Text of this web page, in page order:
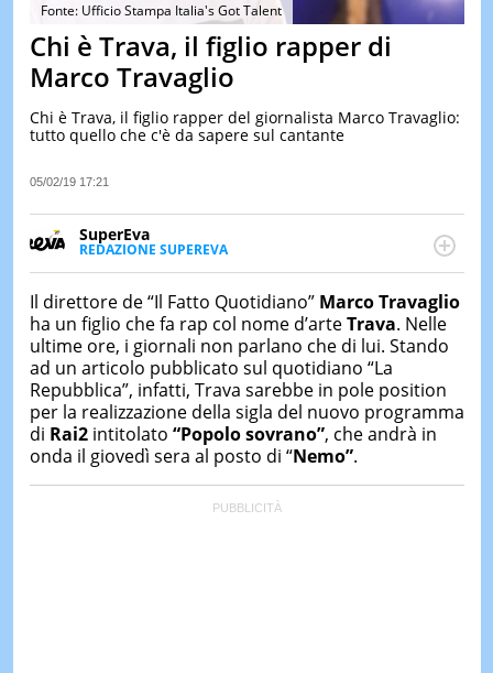
&
TEST
LE
DI
IERI
Fonte: Ufficio Stampa Italia's Got Talent
Chi è Trava, il figlio rapper di
Marco Travaglio
Chi è Trava, il figlio rapper del giornalista Marco Travaglio:
tutto quello che c'è da sapere sul cantante
05/02/19 17:21
SuperEva
REDAZIONE SUPEREVA
SuperEva è il magazine di Italiaonline dedicato a
Pensato per tutti ma soprattutto per la GenZ, molto
“social” e sempre in cerca di notizie originali. Dalle
tendenze del momento ai fatti più strani alle
scoperte più divertenti: mille storie da scoprire ogni
giorno”
Il direttore de “Il Fatto Quotidiano” Marco Travaglio
ha un figlio che fa rap col nome d’arteTrava. Nelle
ultime ore, i giornali non parlano che di lui. Stando
ad un articolo pubblicato sul quotidiano “La
Repubblica”, infatti, Trava sarebbe in pole position
per la realizzazione della sigla del nuovo programma
di Rai2intitolato “Popolo sovrano”, che andrà in
onda il giovedì sera al posto di “Nemo”.